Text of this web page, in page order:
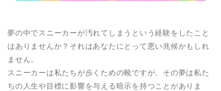
夢の中でスニーカーが汚れてしまうという経験をしたこと
はありませんか？それはあなたにとって悪い兆候かもしれ
ません。
スニーカーは私たちが歩くための靴ですが、その夢は私た
ちの人生や目標に影響を与える暗示を持つことがありま